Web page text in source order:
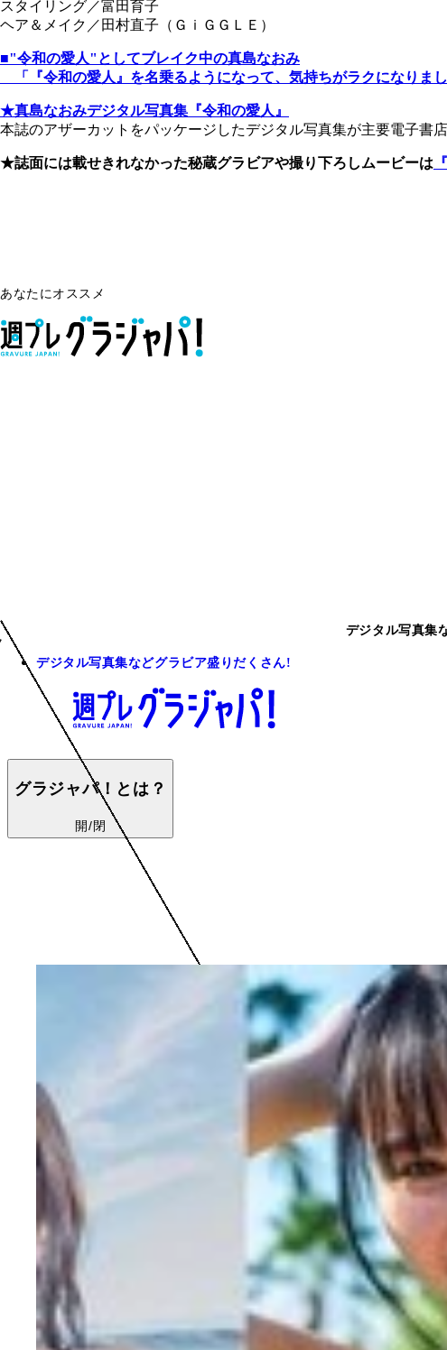
スタイリング／富田育子
ヘア＆メイク／田村直子（ＧｉＧＧＬＥ）
■"令和の愛人"としてブレイク中の真島なおみ
「『令和の愛人』を名乗るようになって、気持ちがラクになりまし
★真島なおみデジタル写真集『令和の愛人』
本誌のアザーカットをパッケージしたデジタル写真集が主要電子
★誌面には載せきれなかった秘蔵グラビアや撮り下ろしムービーは
あなたにオススメ
デジタル写真集
デジタル写真集などグラビア盛りだくさん!
グラジャパ！とは？
開/閉